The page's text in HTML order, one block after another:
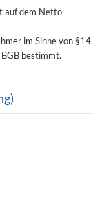
auf dem Netto-
im Sinne von §14
bestimmt.